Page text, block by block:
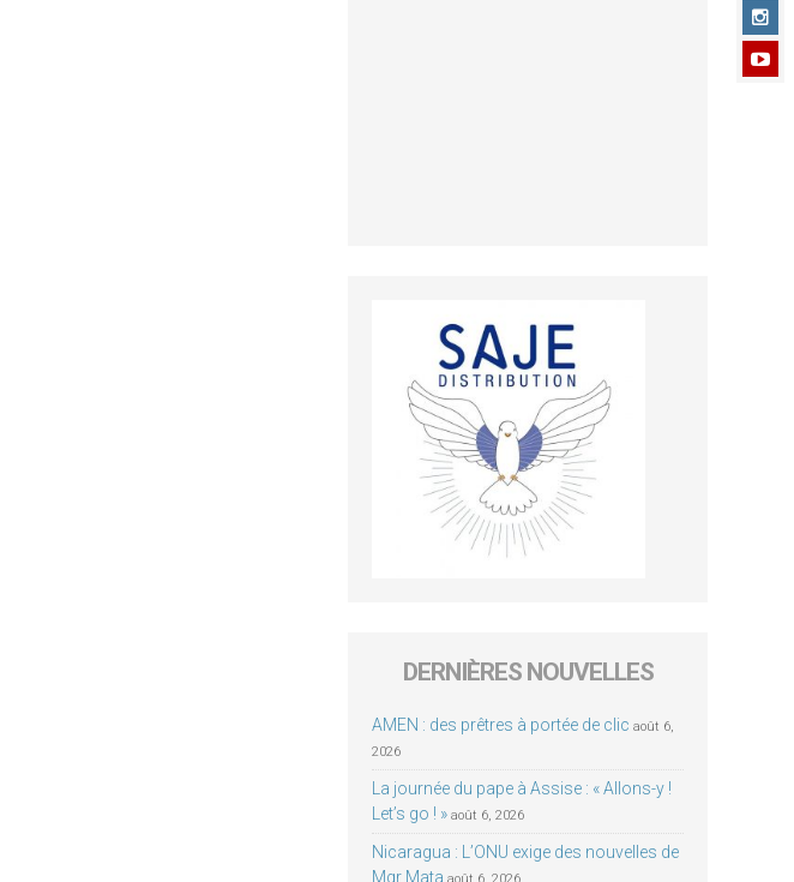
DERNIÈRES NOUVELLES
AMEN : des prêtres à portée de clic août 6,
2026
La journée du pape à Assise : « Allons-y !
Let’s go ! » août 6, 2026
Nicaragua : L’ONU exige des nouvelles de
Mgr Mata